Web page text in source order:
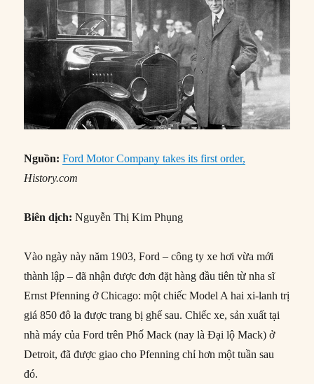
Nguồn:Ford Motor Company takes its first order,
History.com
Biên dịch: Nguyễn Thị Kim Phụng
Vào ngày này năm 1903, Ford – công ty xe hơi vừa mới
thành lập – đã nhận được đơn đặt hàng đầu tiên từ nha sĩ
Ernst Pfenning ở Chicago: một chiếc Model A hai xi-lanh trị
giá 850 đô la được trang bị ghế sau. Chiếc xe, sản xuất tại
nhà máy của Ford trên Phố Mack (nay là Đại lộ Mack) ở
Detroit, đã được giao cho Pfenning chỉ hơn một tuần sau
đó.